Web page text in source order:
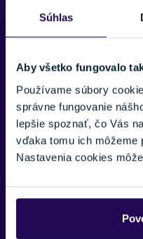
Súhlas
Aby všetko fungovalo
Používame súbory
správne fungovanie
lepšie spoznať, čo Vás
vďaka tomu ich môžeme
Nastavenia cookies
parametre.
antibakteriálnu
aktívnym striebrom